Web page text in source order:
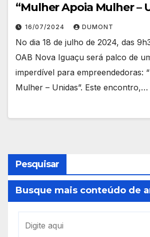
“Mulher Apoia Mulher –
16/07/2024 DUMONT
No dia 18 de julho de 2024, das
OAB Nova Iguaçu será palco de
imperdível para empreendedoras:
Mulher – Unidas”. Este encontro,…
Pesquisar
Busque mais conteúdo de